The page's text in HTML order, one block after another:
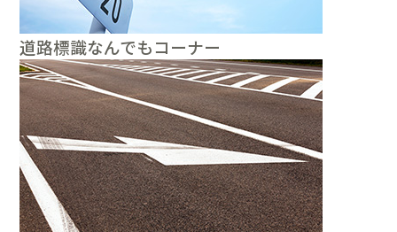
道路標識なんでもコーナー